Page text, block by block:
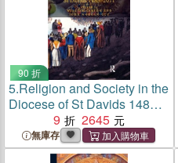
90 折
5.Religion and Society in the
Diocese of St Davids 1485-
9 2645
無庫存